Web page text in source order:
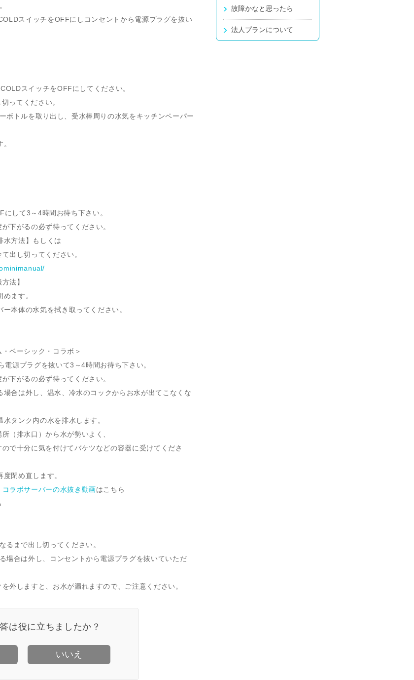
スイッチをOFFにしコンセントから電源プラグを抜い
スイッチをOFFにしてください。
ってください。
ボトルを取り出し、受水棒周りの水気をキッチンペーパー
して3～4時間お待ち下さい。
下がるの必ず待ってください。
水方法】もしくは
出し切ってください。
法】
ます。
本体の水気を拭き取ってください。
ベーシック・コラボ＞
源プラグを抜いて3～4時間お待ち下さい。
下がるの必ず待ってください。
合は外し、温水、冷水のコックからお水が出てこなくな
タンク内の水を排水します。
（排水口）から水が勢いよく、
で十分に気を付けてバケツなどの容器に受けてくださ
閉め直します。
ラボサーバーの水抜き動画はこちら
るまで出し切ってください。
場合は外し、コンセントから電源プラグを抜いていただ
外しますと、お水が漏れますので、ご注意ください。
は役に立ちましたか？
いいえ
故障かなと思ったら
法人プランについて